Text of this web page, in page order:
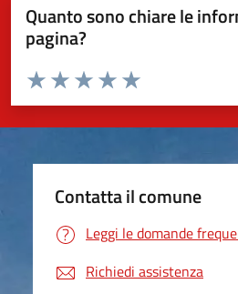
Quanto sono chiare le
pagina?
Valuta da 1 a 5 stelle la pagina
Valuta 5 stelle su 5
Valuta 4 stelle su 5
Valuta 3 stelle su 5
Valuta 2 stelle su 5
Valuta 1 stelle su 5
Contatta il comune
Leggi le domande
Richiedi assistenza